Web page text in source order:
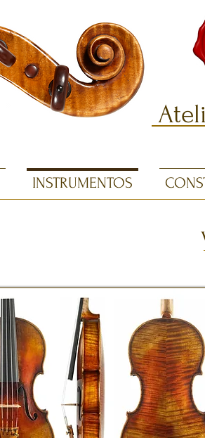
INSTRUMENTOS